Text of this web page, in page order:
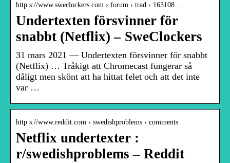
http s://www.sweclockers.com › forum › trad › 163108…
Undertexten försvinner för
snabbt (Netflix) – SweClockers
31 mars 2021 — Undertexten försvinner för snabbt
(Netflix) … Tråkigt att Chromecast fungerar så
dåligt men skönt att ha hittat felet och att det inte
var …
http s://www.reddit.com › swedishproblems › comments
Netflix undertexter :
r/swedishproblems – Reddit